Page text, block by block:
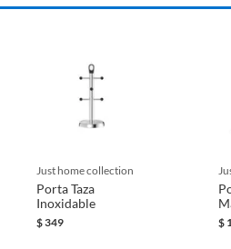
just home collection
Porta Taza
Inoxidable
$349 $